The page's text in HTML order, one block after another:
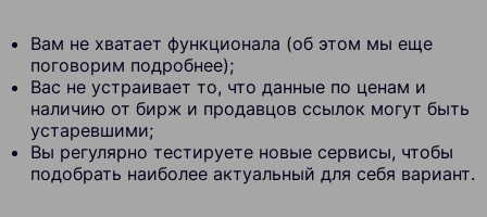
Вам не хватает функционала (об этом мы еще
поговорим подробнее);
Вас не устраивает то, что данные по ценам и
наличию от бирж и продавцов ссылок могут быть
устаревшими;
Вы регулярно тестируете новые сервисы, чтобы
подобрать наиболее актуальный для себя вариант.